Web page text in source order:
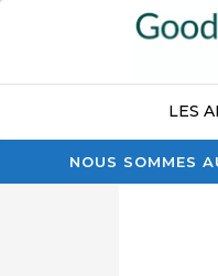
NOUS SOMMES
LES